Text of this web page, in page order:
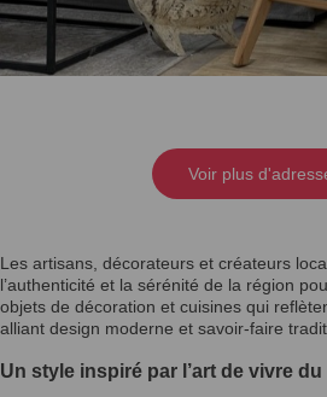
Voir plus
Les artisans, décorateurs et créateurs
l’authenticité et la sérénité de la région
objets de décoration et cuisines qui
alliant design moderne et savoir-faire
Un style inspiré par l’art de vivre